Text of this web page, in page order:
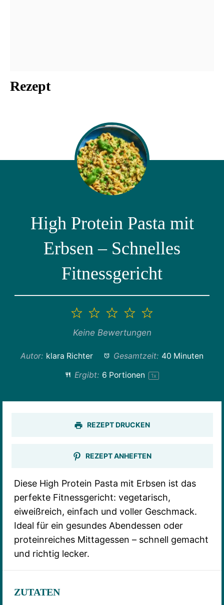
Rezept
High Protein Pasta mit
Erbsen – Schnelles
Fitnessgericht
5
4
Sterne
3
Sterne
2
Sterne
1
Stern
Keine Bewertungen
Autor: klara Richter Gesamtzeit: 40 Minuten
Ergibt: 6 Portionen 1x
REZEPT DRUCKEN
REZEPT ANHEFTEN
Diese High Protein Pasta mit Erbsen ist das
perfekte Fitnessgericht: vegetarisch,
eiweißreich, einfach und voller Geschmack.
Ideal für ein gesundes Abendessen oder
proteinreiches Mittagessen – schnell gemacht
und richtig lecker.
ZUTATEN